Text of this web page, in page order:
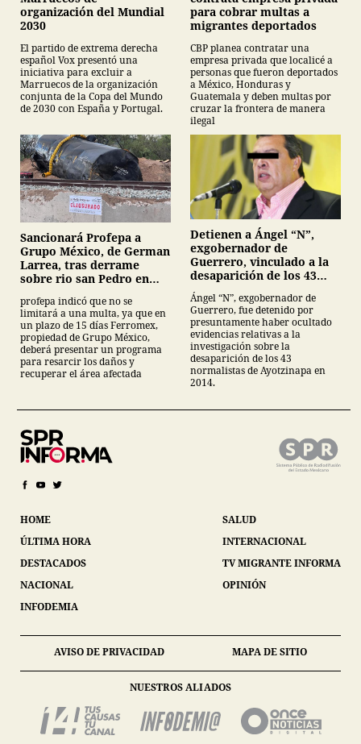
organización del Mundial
2030
El partido de extrema derecha
español Vox presentó una
iniciativa para excluir a
Marruecos de la organización
conjunta de la Copa del Mundo
de 2030 con España y Portugal.
para cobrar multas a
migrantes deportados
CBP planea contratar una
empresa privada que localicé a
personas que fueron deportados
a México, Honduras y
Guatemala y deben multas por
cruzar la frontera de manera
ilegal
Sancionará Profepa a
Grupo México, de German
Larrea, tras derrame
sobre rio san Pedro en
profepa indicó que no se
limitará a una multa, ya que en
un plazo de 15 días Ferromex,
propiedad de Grupo México,
deberá presentar un programa
para resarcir los daños y
recuperar el área afectada
Detienen a Ángel “N”,
exgobernador de
Guerrero, vinculado a la
desaparición de los 43
normalistas de
Ayotzinapa
Ángel “N”, exgobernador de
Guerrero, fue detenido por
presuntamente haber ocultado
evidencias relativas a la
investigación sobre la
desaparición de los 43
normalistas de Ayotzinapa en
2014.
HOME
ÚLTIMA HORA
DESTACADOS
NACIONAL
INFODEMIA
SALUD
INTERNACIONAL
TV MIGRANTE INFORMA
OPINIÓN
AVISO DE PRIVACIDAD MAPA DE SITIO
NUESTROS ALIADOS